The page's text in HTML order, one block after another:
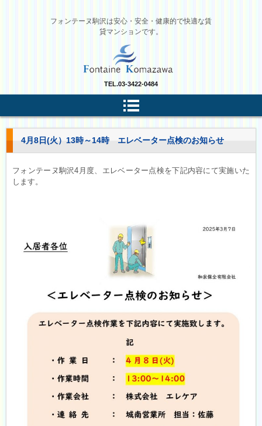
フォンテーヌ駒沢は安心・安全・健康的で快適な賃
貸マンションです。
TEL.03-3422-0484
4月8日(火）13時～14時 エレベーター点検のお知らせ
フォンテーヌ駒沢4月度、エレベーター点検を下記内容にて実施いた
します。